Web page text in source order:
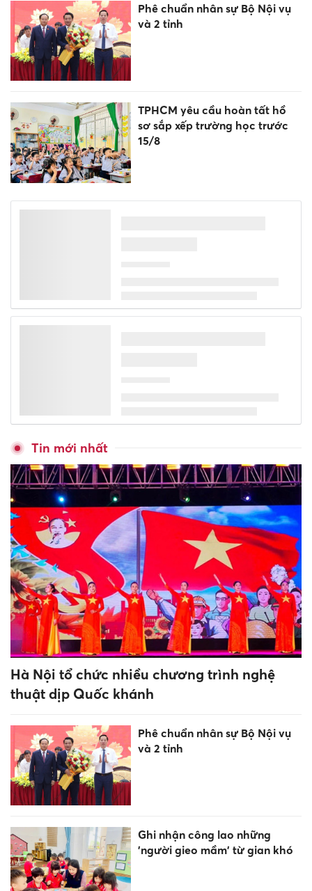
Phê chuẩn nhân sự Bộ Nội vụ
và 2 tỉnh
TPHCM yêu cầu hoàn tất hồ
sơ sắp xếp trường học trước
15/8
Tin mới nhất
Hà Nội tổ chức nhiều chương trình nghệ
thuật dịp Quốc khánh
Phê chuẩn nhân sự Bộ Nội vụ
và 2 tỉnh
Ghi nhận công lao những
'người gieo mầm' từ gian khó